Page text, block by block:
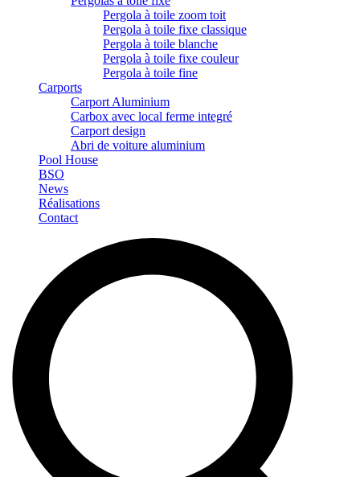
Pergola à toile zoom toit
Pergola à toile fixe classique
Pergola à toile blanche
Pergola à toile fixe couleur
Pergola à toile fine
Carports
Carport Aluminium
Carbox avec local ferme integré
Carport design
Abri de voiture aluminium
Pool House
BSO
News
Réalisations
Contact